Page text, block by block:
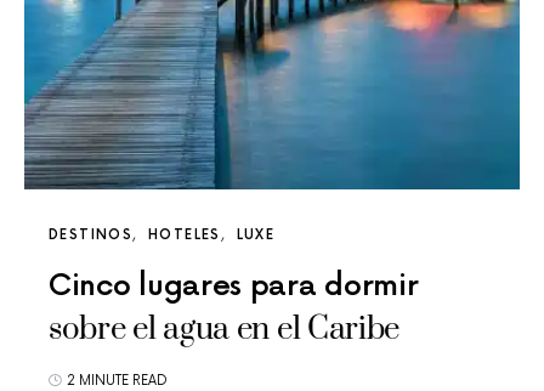
DESTINOS HOTELES LUXE
Cinco lugares para dormir
sobre el agua en el Caribe
2 MINUTE READ